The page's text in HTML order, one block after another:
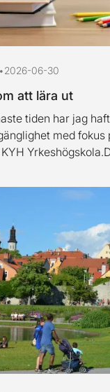
•2026-06-30
att lära ut
tiden har jag
med fokus
var lite nervös inför